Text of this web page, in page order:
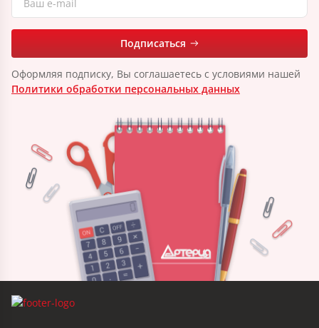
Подписаться
Оформляя подписку, Вы соглашаетесь с условиями нашей
Политики обработки персональных данных